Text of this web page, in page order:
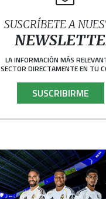
SUSCRÍBETE A
LA INFORMACIÓN MÁS
SECTOR DIRECTAMENTE EN TU
SUSCRIBIRME